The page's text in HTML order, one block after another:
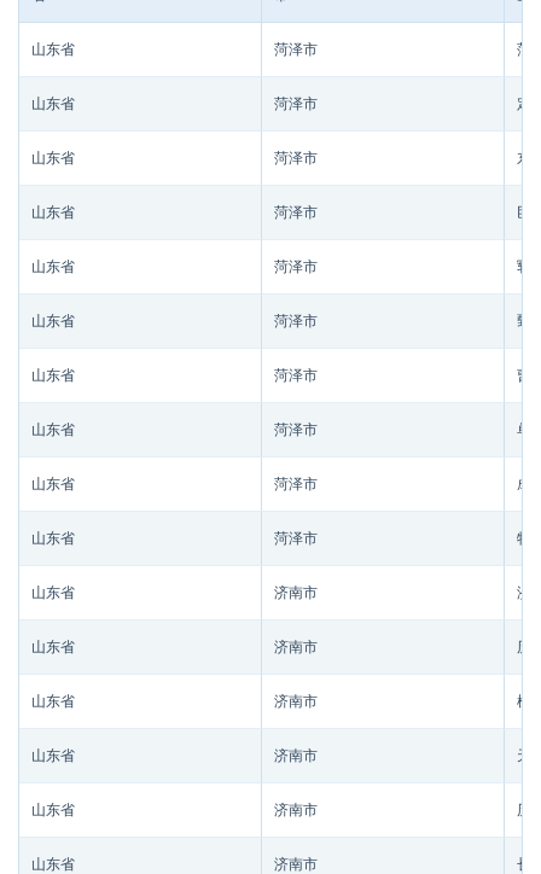
山东省 菏泽市 菏
山东省 菏泽市 定
山东省 菏泽市 东
山东省 菏泽市 巨
山东省 菏泽市 郓
山东省 菏泽市 鄄
山东省 菏泽市 曹
山东省 菏泽市 单
山东省 菏泽市 成
山东省 菏泽市 牡
山东省 济南市 济
山东省 济南市 历
山东省 济南市 槐
山东省 济南市 天
山东省 济南市 历
山东省 济南市 长